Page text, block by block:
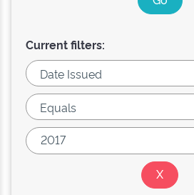
Current filters: